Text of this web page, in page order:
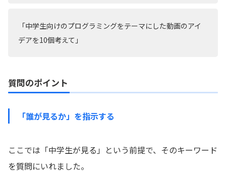
「中学生向けのプログラミングをテーマにした動画のアイ
デアを10個考えて」
質問のポイント
「誰が見るか」を指示する
ここでは「中学生が見る」という前提で、そのキーワード
を質問にいれました。